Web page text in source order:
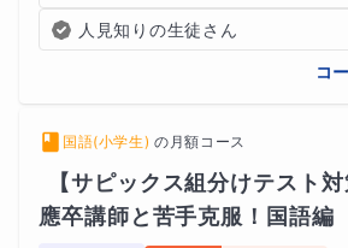
人見知りの生徒さん
コ
国語(小学生) の 月額コース
【サピックス組分けテスト
應卒講師と苦手克服！国語編